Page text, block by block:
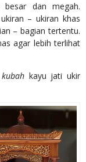
besar dan megah.
– ukiran khas
– bagian tertentu.
agar lebih terlihat
kayu jati ukir